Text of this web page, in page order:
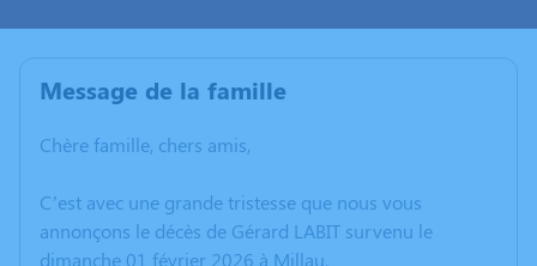
Message de la famille
Chère famille, chers amis,
C’est avec une grande tristesse que nous vous
annonçons le décès de Gérard LABIT survenu le
dimanche 01 février 2026 à Millau.